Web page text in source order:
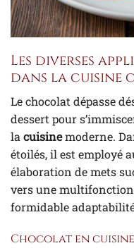
Les diverses
dans la cuisine
Le chocolat dépasse
dessert pour
lacuisinemoderne.
étoilés, il est employé
élaboration de mets
vers une
formidable
Chocolat en